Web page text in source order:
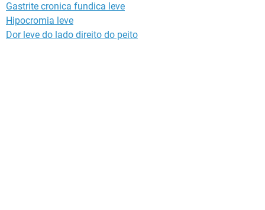
Gastrite cronica fundica leve
Hipocromia leve
Dor leve do lado direito do peito